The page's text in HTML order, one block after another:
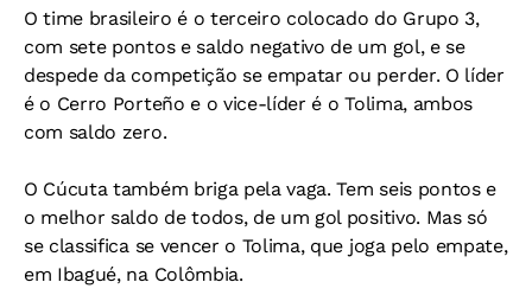
O time brasileiro é o terceiro colocado do Grupo 3,
com sete pontos e saldo negativo de um gol, e se
despede da competição se empatar ou perder. O líder
é o Cerro Porteño e o vice-líder é o Tolima, ambos
com saldo zero.
O Cúcuta também briga pela vaga. Tem seis pontos e
o melhor saldo de todos, de um gol positivo. Mas só
se classifica se vencer o Tolima, que joga pelo empate,
em Ibagué, na Colômbia.